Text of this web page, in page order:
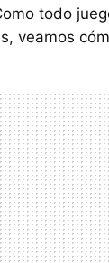
todo
veamos